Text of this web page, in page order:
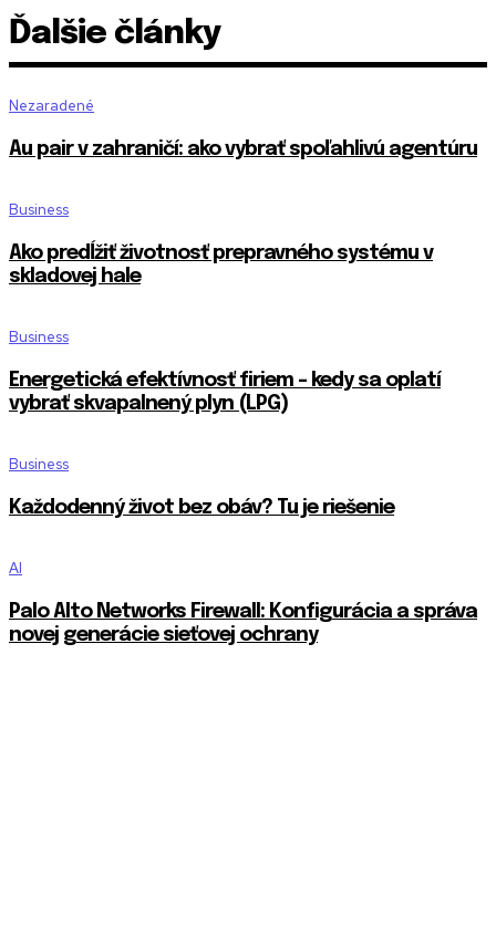
Ďalšie články
Nezaradené
Au pair v zahraničí: ako vybrať spoľahlivú agentúru
Business
Ako predĺžiť životnosť prepravného systému v
skladovej hale
Business
Energetická efektívnosť firiem – kedy sa oplatí
vybrať skvapalnený plyn (LPG)
Business
Každodenný život bez obáv? Tu je riešenie
AI
Palo Alto Networks Firewall: Konfigurácia a správa
novej generácie sieťovej ochrany